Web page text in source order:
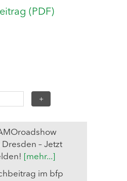
(PDF)
– Jetzt
[mehr...]
im bfp